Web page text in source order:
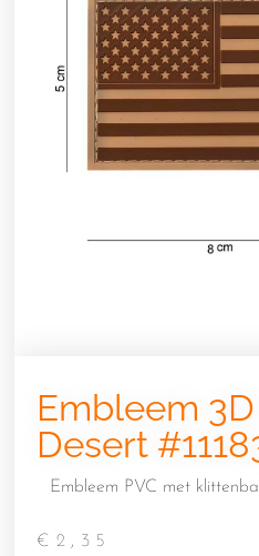
Embleem
Desert
Embleem PVC met
€ 2,35